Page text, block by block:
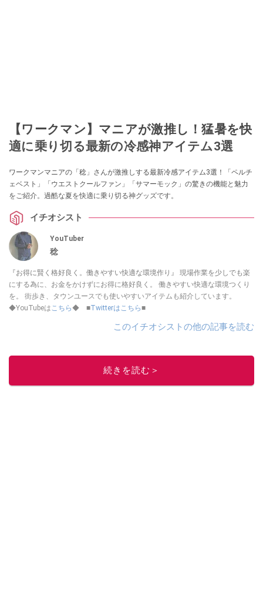
【ワークマン】マニアが激推し！猛暑を快
適に乗り切る最新の冷感神アイテム3選
ワークマンマニアの「稔」さんが激推しする最新冷感アイテム3選！「ペルチ
ェベスト」「ウエストクールファン」「サマーモック」の驚きの機能と魅力
をご紹介。過酷な夏を快適に乗り切る神グッズです。
イチオシスト
YouTuber
稔
『お得に賢く格好良く。働きやすい快適な環境作り』 現場作業を少しでも楽
にする為に、お金をかけずにお得に格好良く。 働きやすい快適な環境つくり
を。 街歩き、タウンユースでも使いやすいアイテムも紹介しています。
◆YouTubeはこちら◆ ■Twitterはこちら■
このイチオシストの他の記事を読む
続きを読む＞